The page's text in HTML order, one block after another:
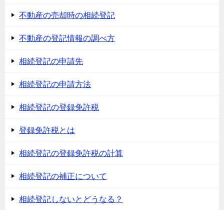
不動産の売却時の相続登記
不動産の登記情報の調べ方
相続登記の申請先
相続登記の申請方法
相続登記の登録免許税
登録免許税とは
相続登記の登録免許税の計算
相続登記の補正について
相続登記しないとどうなる？